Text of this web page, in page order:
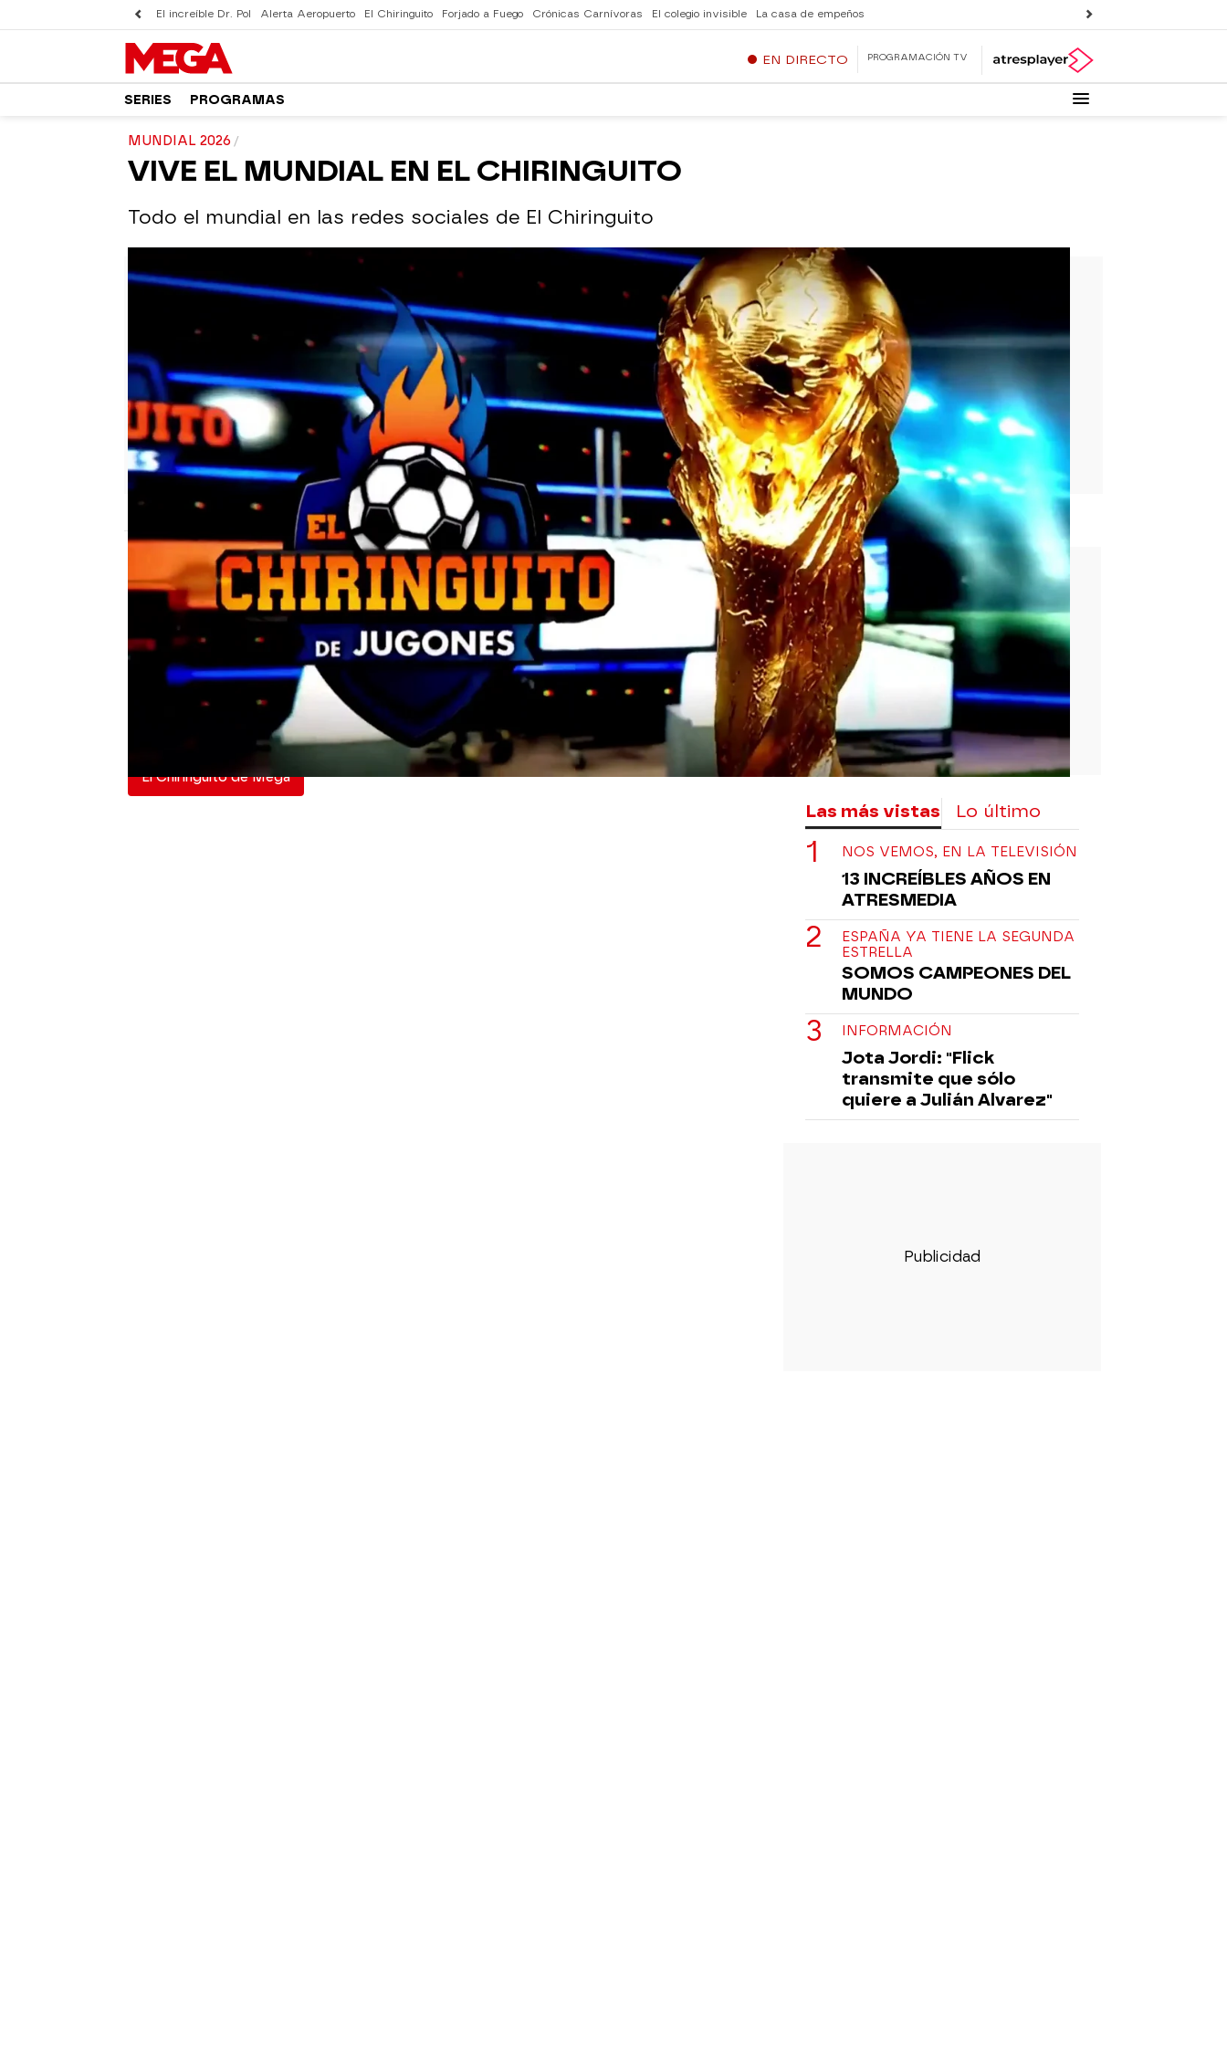
El increíble Dr. Pol Alerta Aeropuerto El Chiringuito Forjado a Fuego Crónicas Carnívoras El colegio invisible La casa de empeños
EN DIRECTO PROGRAMACIÓN TV
SERIES PROGRAMAS
MUNDIAL 2026
VIVE EL MUNDIAL EN EL CHIRINGUITO
Todo el mundial en las redes sociales de El Chiringuito
El Chiringuito
Publicado: 03 de junio de 2026, 01:02
WhatsappFacebook
X Flipboard
Quedan 9 días para que arranque el mundial, quedan 9 días
para que vibren las redes sociales y en El Chiringuito SE VA A
VIVIR COMO NUNCA. A partir del 11 de junio, los mejores
narradores, los mejores análisis, los mejores reporteros y las
mejores reacciones en las redes sociales de El Chiringuito.
El Chiringuito de Mega
Las más vistas Lo último
NOS VEMOS, EN LA TELEVISIÓN
13 INCREÍBLES AÑOS EN
ATRESMEDIA
ESPAÑA YA TIENE LA SEGUNDA
ESTRELLA
SOMOS CAMPEONES DEL
MUNDO
INFORMACIÓN
Jota Jordi: "Flick
transmite que sólo
quiere a Julián Alvarez"